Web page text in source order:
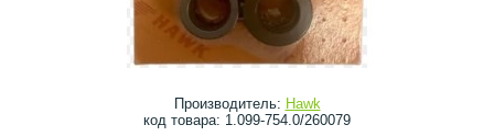
Производитель: Hawk
код товара: 1.099-754.0/260079